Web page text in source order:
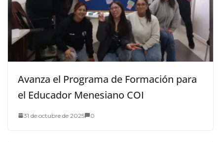
Avanza el Programa de Formación para
el Educador Menesiano COI
31 de octubre de 2025 0